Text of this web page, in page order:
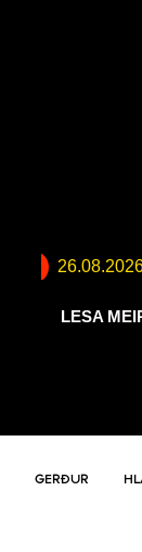
LESA
GERÐUR